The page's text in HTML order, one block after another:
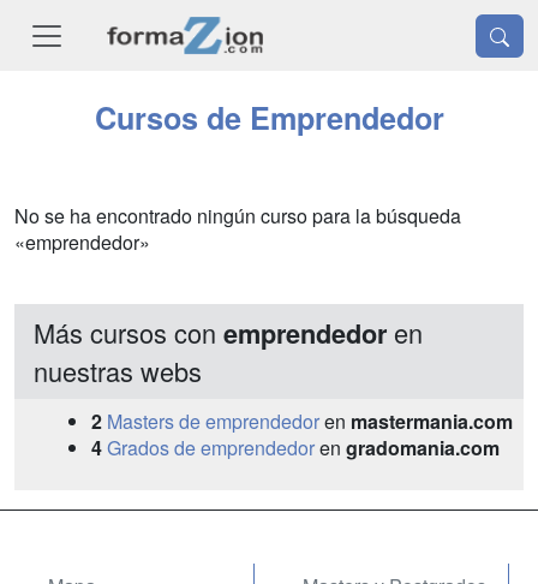
Cursos de Emprendedor
No se ha encontrado ningún curso para la búsqueda
«emprendedor»
Más cursos con emprendedor en
nuestras webs
2 Masters de emprendedoren mastermania.com
4Grados de emprendedoren gradomania.com